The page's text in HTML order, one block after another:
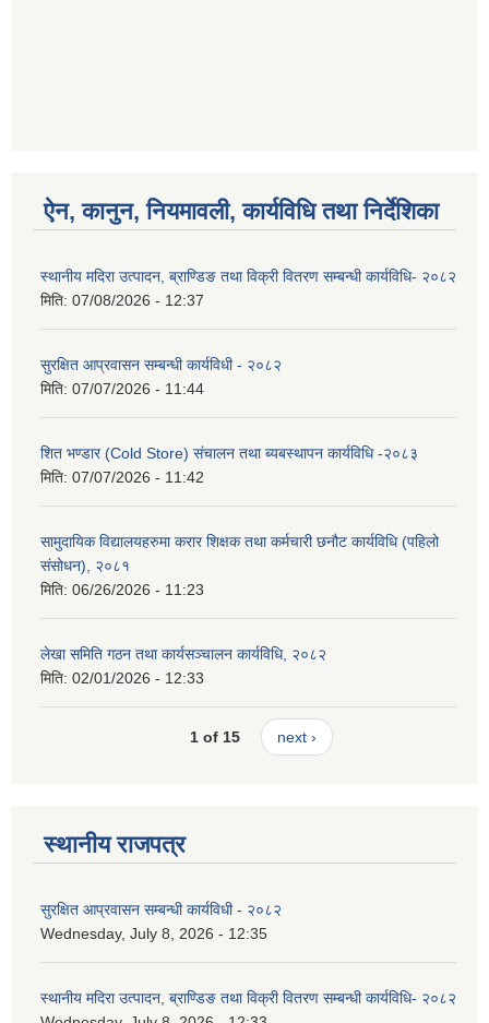
ऐन, कानुन, नियमावली, कार्यविधि तथा निर्देशिका
स्थानीय मदिरा उत्पादन, ब्राण्डिङ तथा विक्री वितरण सम्बन्धी कार्यविधि- २०८२
मिति: 07/08/2026 - 12:37
सुरक्षित आप्रवासन सम्बन्धी कार्यविधी - २०८२
मिति: 07/07/2026 - 11:44
शित भण्डार (Cold Store) संचालन तथा ब्यबस्थापन कार्यविधि -२०८३
मिति: 07/07/2026 - 11:42
सामुदायिक विद्यालयहरुमा करार शिक्षक तथा कर्मचारी छनौट कार्यविधि (पहिलो
संसोधन), २०८१
मिति: 06/26/2026 - 11:23
लेखा समिति गठन तथा कार्यसञ्चालन कार्यविधि, २०८२
मिति: 02/01/2026 - 12:33
1 of 15 next ›
स्थानीय राजपत्र
सुरक्षित आप्रवासन सम्बन्धी कार्यविधी - २०८२
Wednesday, July 8, 2026 - 12:35
स्थानीय मदिरा उत्पादन, ब्राण्डिङ तथा विक्री वितरण सम्बन्धी कार्यविधि- २०८२